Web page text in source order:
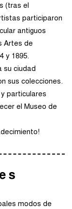
(tras el
participaron
antiguos
Artes de
y 1895.
su ciudad
sus colecciones.
particulares
el Museo de
modos de